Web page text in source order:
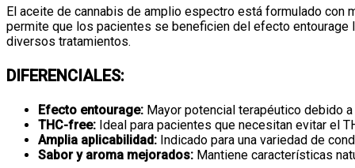
El aceite de cannabis de amplio espectro está formulado con
permite que los pacientes se beneficien del efecto
diversos tratamientos.
DIFERENCIALES:
Efecto entourage: Mayor potencial terapéutico debido
THC-free: Ideal para pacientes que necesitan evitar el
Amplia aplicabilidad: Indicado para una variedad de
Sabor y aroma mejorados: Mantiene características